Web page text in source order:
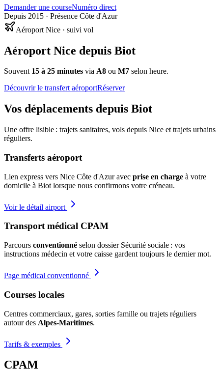
Demander une courseNuméro direct
Depuis 2015 · Présence Côte d'Azur
Aéroport Nice · suivi vol
Aéroport Nice depuis Biot
Souvent 15 à 25 minutes via A8 ou M7 selon heure.
Découvrir le transfert aéroportRéserver
Vos déplacements depuis Biot
Une offre lisible : trajets sanitaires, vols depuis Nice et trajets urbains
réguliers.
Transferts aéroport
Lien express vers Nice Côte d'Azur avec prise en charge à votre
domicile à Biot lorsque nous confirmons votre créneau.
Voir le détail airport
Transport médical CPAM
Parcours conventionné selon dossier Sécurité sociale : vos
instructions médecin et votre caisse gardent toujours le dernier mot.
Page médical conventionné
Courses locales
Centres commerciaux, gares, sorties famille ou trajets réguliers
autour des Alpes-Maritimes.
Tarifs & exemples
CPAM